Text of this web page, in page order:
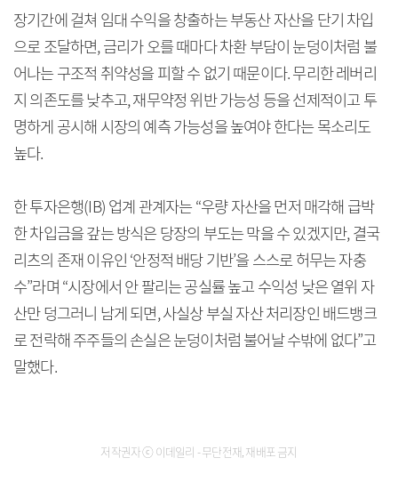
장기간에 걸쳐 임대 수익을 창출하는 부동산 자산을 단기 차입
으로 조달하면, 금리가 오를 때마다 차환 부담이 눈덩이처럼 불
어나는 구조적 취약성을 피할 수 없기 때문이다. 무리한 레버리
지 의존도를 낮추고, 재무약정 위반 가능성 등을 선제적이고 투
명하게 공시해 시장의 예측 가능성을 높여야 한다는 목소리도
높다.
한 투자은행(IB) 업계 관계자는 “우량 자산을 먼저 매각해 급박
한 차입금을 갚는 방식은 당장의 부도는 막을 수 있겠지만, 결국
리츠의 존재 이유인 ‘안정적 배당 기반’을 스스로 허무는 자충
수”라며 “시장에서 안 팔리는 공실률 높고 수익성 낮은 열위 자
산만 덩그러니 남게 되면, 사실상 부실 자산 처리장인 배드뱅크
로 전락해 주주들의 손실은 눈덩이처럼 불어날 수밖에 없다”고
말했다.
저작권자 ⓒ 이데일리 - 무단전재, 재배포 금지